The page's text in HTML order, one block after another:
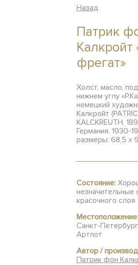
Назад
Патрик
Калкройт
фрегат»
Холст, масло,
нижнем углу
немецкий
Калкройт
KALCKREUTH,
Германия, 1930-
размеры: 68,5 x
Состояние:
незначительные
красочного слоя
Местоположение:
Санкт-
Артлот
Автор /
Патрик фон